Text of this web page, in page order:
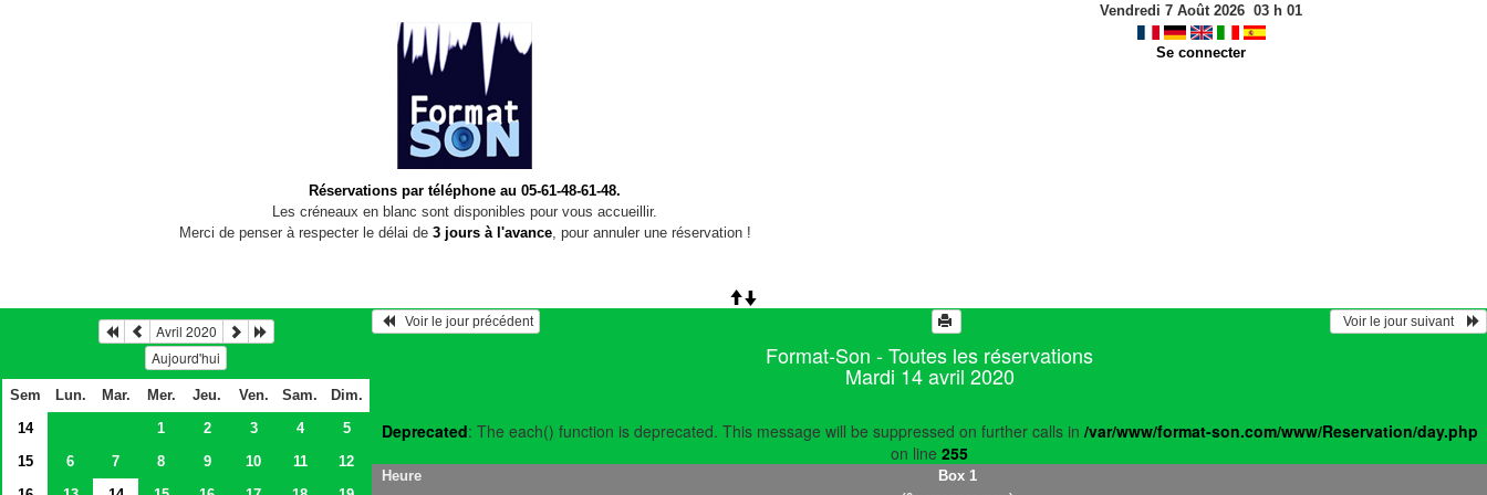
Réservations par téléphone au 05-61-48-61-48.
Les créneaux en blanc sont disponibles pour vous accueillir.
Merci de penser à respecter le délai de 3 jours à l'avance, pour annuler une réservation !
Vendredi 7 Août 2026 03 h 01
Se connecter
Avril 2020
Aujourd'hui
Sem Lun. Mar. Mer. Jeu. Ven. Sam.
Dim.
14
1 2 3 4
5
15
6 7 8 9 10 11
12
   Voir le jour précédent
  Voir le jour suivant
Format-Son - Toutes les réservations
Mardi 14 avril 2020
Deprecated: The each() function is deprecated. This message will be suppressed on further calls in /var/www/format-son.com/www/Reservation/day.php
on line 255
Heure Box 1